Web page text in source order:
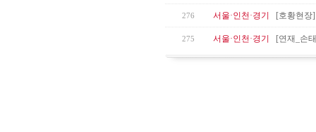
276 서울·인천·경기 [호황현장
275 서울·인천·경기 [연재_손